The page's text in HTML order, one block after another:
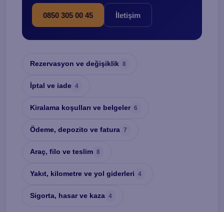
0850 305 00 45 İletişim
Rezervasyon ve değişiklik 8
İptal ve iade 4
Kiralama koşulları ve belgeler 6
Ödeme, depozito ve fatura 7
Araç, filo ve teslim 8
Yakıt, kilometre ve yol giderleri 4
Sigorta, hasar ve kaza 4